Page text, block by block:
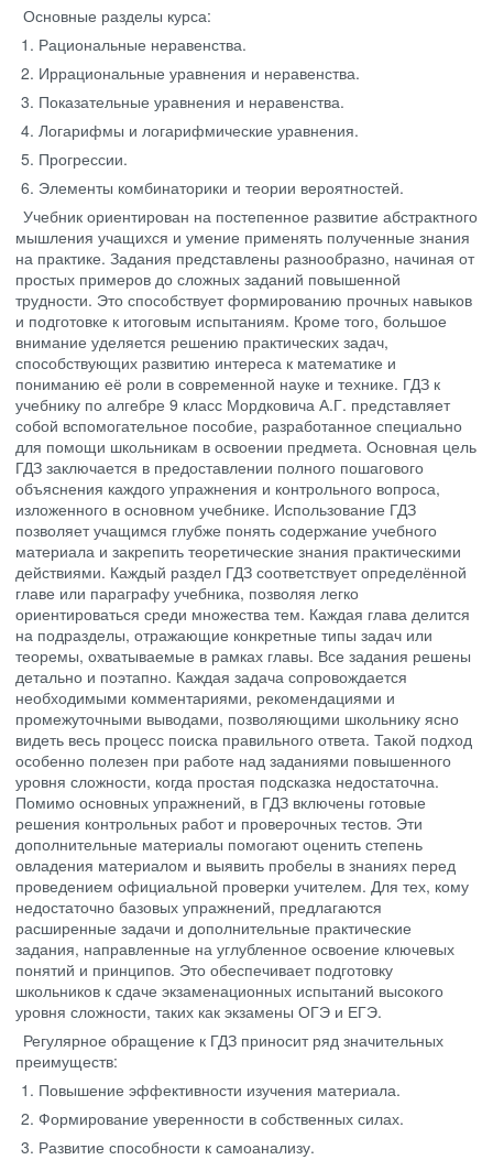
Основные разделы курса:
Рациональные неравенства.
Иррациональные уравнения и неравенства.
Показательные уравнения и неравенства.
Логарифмы и логарифмические уравнения.
Прогрессии.
Элементы комбинаторики и теории вероятностей.
Учебник ориентирован на постепенное развитие абстрактного
мышления учащихся и умение применять полученные знания
на практике. Задания представлены разнообразно, начиная от
простых примеров до сложных заданий повышенной
трудности. Это способствует формированию прочных навыков
и подготовке к итоговым испытаниям. Кроме того, большое
внимание уделяется решению практических задач,
способствующих развитию интереса к математике и
пониманию её роли в современной науке и технике. ГДЗ к
учебнику по алгебре 9 класс Мордковича А.Г. представляет
собой вспомогательное пособие, разработанное специально
для помощи школьникам в освоении предмета. Основная цель
ГДЗ заключается в предоставлении полного пошагового
объяснения каждого упражнения и контрольного вопроса,
изложенного в основном учебнике. Использование ГДЗ
позволяет учащимся глубже понять содержание учебного
материала и закрепить теоретические знания практическими
действиями. Каждый раздел ГДЗ соответствует определённой
главе или параграфу учебника, позволяя легко
ориентироваться среди множества тем. Каждая глава делится
на подразделы, отражающие конкретные типы задач или
теоремы, охватываемые в рамках главы. Все задания решены
детально и поэтапно. Каждая задача сопровождается
необходимыми комментариями, рекомендациями и
промежуточными выводами, позволяющими школьнику ясно
видеть весь процесс поиска правильного ответа. Такой подход
особенно полезен при работе над заданиями повышенного
уровня сложности, когда простая подсказка недостаточна.
Помимо основных упражнений, в ГДЗ включены готовые
решения контрольных работ и проверочных тестов. Эти
дополнительные материалы помогают оценить степень
овладения материалом и выявить пробелы в знаниях перед
проведением официальной проверки учителем. Для тех, кому
недостаточно базовых упражнений, предлагаются
расширенные задачи и дополнительные практические
задания, направленные на углубленное освоение ключевых
понятий и принципов. Это обеспечивает подготовку
школьников к сдаче экзаменационных испытаний высокого
уровня сложности, таких как экзамены ОГЭ и ЕГЭ.
Регулярное обращение к ГДЗ приносит ряд значительных
преимуществ:
Повышение эффективности изучения материала.
Формирование уверенности в собственных силах.
Развитие способности к самоанализу.